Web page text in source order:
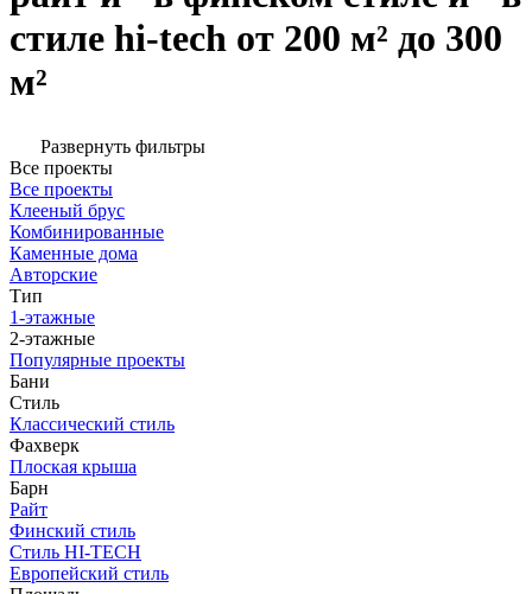
стиле hi-tech от 200 м² до 300
м²
Развернуть фильтры
Все проекты
Все проекты
Клееный брус
Комбинированные
Каменные дома
Авторские
Тип
1-этажные
2-этажные
Популярные проекты
Бани
Стиль
Классический стиль
Фахверк
Плоская крыша
Барн
Райт
Финский стиль
Стиль HI-TECH
Европейский стиль